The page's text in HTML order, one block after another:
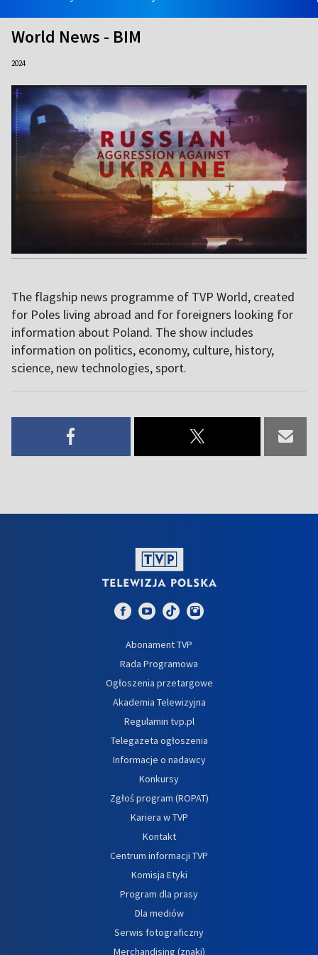
World News - BIM
2024
The flagship news programme of TVP World, created
for Poles living abroad and for foreigners looking for
information about Poland. The show includes
information on politics, economy, culture, history,
science, new technologies, sport.
Abonament TVP
Rada Programowa
Ogłoszenia przetargowe
Akademia Telewizyjna
Regulamin tvp.pl
Telegazeta ogłoszenia
Informacje o nadawcy
Konkursy
Zgłoś program (ROPAT)
Kariera w TVP
Kontakt
Centrum informacji TVP
Komisja Etyki
Program dla prasy
Dla mediów
Serwis fotograficzny
Merchandising (znaki)